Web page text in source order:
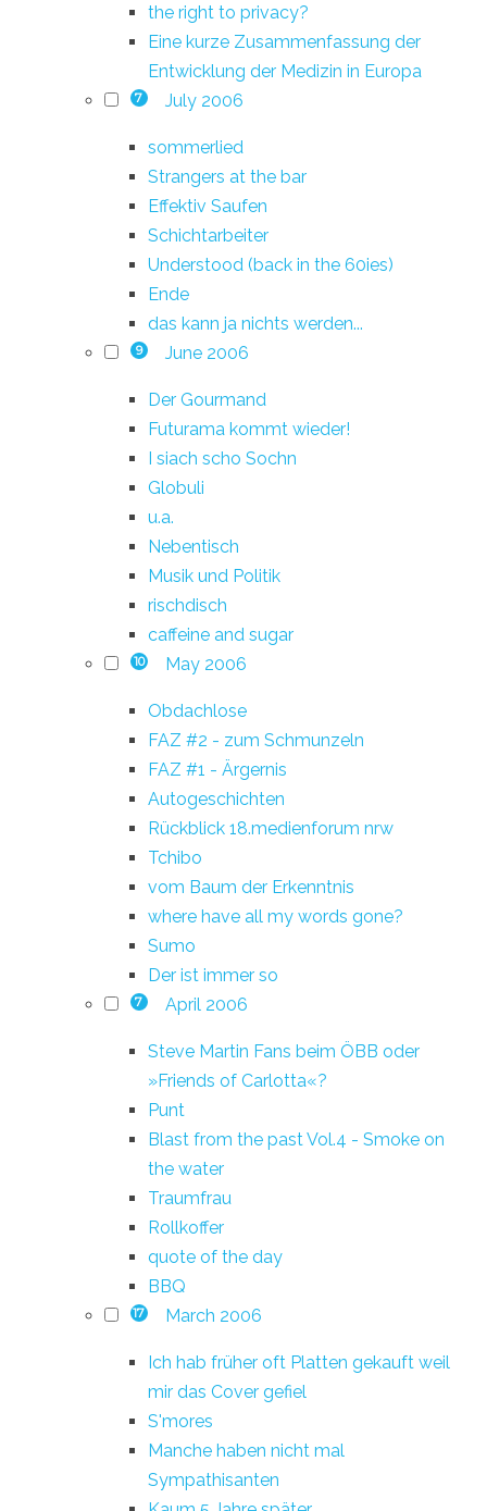
the right to privacy?
Eine kurze Zusammenfassung der
Entwicklung der Medizin in Europa
7 July 2006
sommerlied
Strangers at the bar
Effektiv Saufen
Schichtarbeiter
Understood (back in the 60ies)
Ende
das kann ja nichts werden...
9 June 2006
Der Gourmand
Futurama kommt wieder!
I siach scho Sochn
Globuli
u.a.
Nebentisch
Musik und Politik
rischdisch
caffeine and sugar
10 May 2006
Obdachlose
FAZ #2 - zum Schmunzeln
FAZ #1 - Ärgernis
Autogeschichten
Rückblick 18.medienforum nrw
Tchibo
vom Baum der Erkenntnis
where have all my words gone?
Sumo
Der ist immer so
7 April 2006
Steve Martin Fans beim ÖBB oder
»Friends of Carlotta«?
Punt
Blast from the past Vol.4 - Smoke on
the water
Traumfrau
Rollkoffer
quote of the day
BBQ
17 March 2006
Ich hab früher oft Platten gekauft weil
mir das Cover gefiel
S'mores
Manche haben nicht mal
Sympathisanten